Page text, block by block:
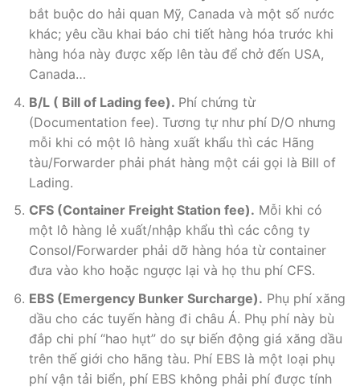
bắt buộc do hải quan Mỹ, Canada và một số nước
khác; yêu cầu khai báo chi tiết hàng hóa trước khi
hàng hóa này được xếp lên tàu để chở đến USA,
Canada…
B/L ( Bill of Lading fee). Phí chứng từ
(Documentation fee). Tương tự như phí D/O nhưng
mỗi khi có một lô hàng xuất khẩu thì các Hãng
tàu/Forwarder phải phát hàng một cái gọi là Bill of
Lading.
CFS (Container Freight Station fee). Mỗi khi có
một lô hàng lẻ xuất/nhập khẩu thì các công ty
Consol/Forwarder phải dỡ hàng hóa từ container
đưa vào kho hoặc ngược lại và họ thu phí CFS.
EBS (Emergency Bunker Surcharge). Phụ phí xăng
dầu cho các tuyến hàng đi châu Á. Phụ phí này bù
đắp chi phí “hao hụt” do sự biến động giá xăng dầu
trên thế giới cho hãng tàu. Phí EBS là một loại phụ
phí vận tải biển, phí EBS không phải phí được tính